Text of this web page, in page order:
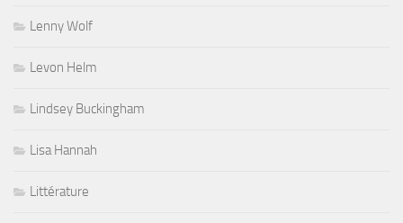
Lenny Wolf
Levon Helm
Lindsey Buckingham
Lisa Hannah
Littérature